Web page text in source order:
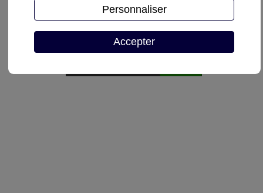
Demande de devis
Accepter
Personnaliser